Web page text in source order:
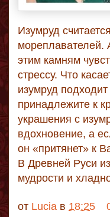
Изумруд
мореплавателей.
этим камням
стрессу. Что
изумруд
принадлежите к
украшения с
вдохновение, а
он «притянет» к
В Древней Руси
мудрости и
от Lucia в 18:25